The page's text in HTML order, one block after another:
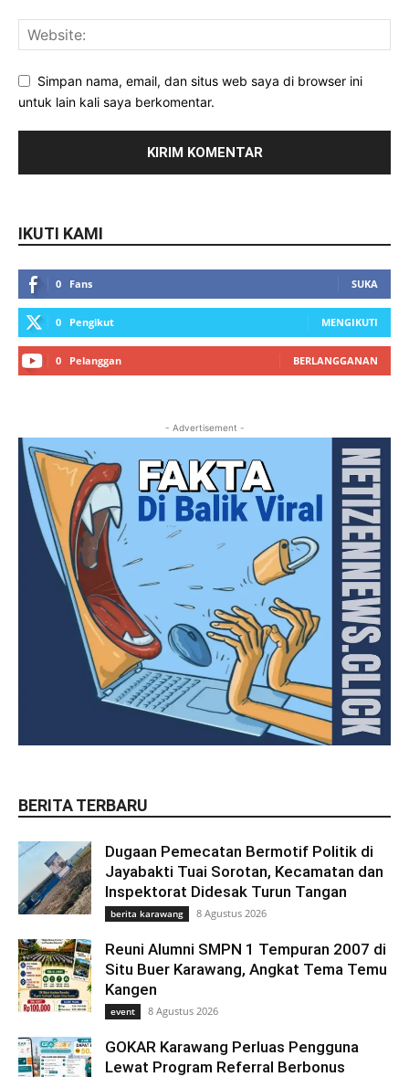
Simpan nama, email, dan situs web saya di browser ini
untuk lain kali saya berkomentar.
IKUTI KAMI
0 Fans SUKA
0 Pengikut MENGIKUTI
0 Pelanggan BERLANGGANAN
- Advertisement -
BERITA TERBARU
Dugaan Pemecatan Bermotif Politik di
Jayabakti Tuai Sorotan, Kecamatan dan
Inspektorat Didesak Turun Tangan
berita karawang 8 Agustus 2026
Reuni Alumni SMPN 1 Tempuran 2007 di
Situ Buer Karawang, Angkat Tema Temu
Kangen
event 8 Agustus 2026
GOKAR Karawang Perluas Pengguna
Lewat Program Referral Berbonus